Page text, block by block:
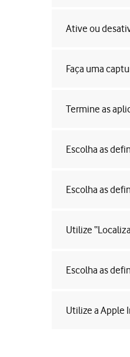
Ative ou
Faça uma
Termine as
Escolha as
Escolha as
Utilize
Escolha as
Utilize a Apple